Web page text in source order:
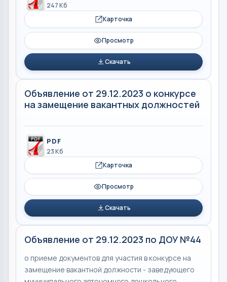
247 Кб
Карточка
Просмотр
Скачать
Объявление от 29.12.2023 о конкурсе
на замещение вакантных должностей
PDF
23 Кб
Карточка
Просмотр
Скачать
Объявление от 29.12.2023 по ДОУ №44
о приеме документов для участия в конкурсе на
замещение вакантной должности - заведующего